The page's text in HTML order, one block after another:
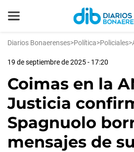
Diarios Bonaerenses>Política>Policiales>
19 de septiembre de 2025 - 17:20
Coimas en la
Justicia
Spagnuolo
mensajes de